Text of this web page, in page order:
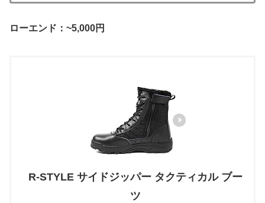
ローエンド：~5,000円
R-STYLE サイドジッパー タクティカル ブー
ツ